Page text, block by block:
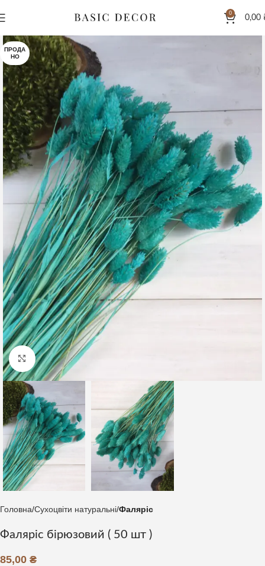
0
0,00
ПРОДА
НО
Клацніть, щоб збільшити
Головна Сухоцвіти натуральні Фаляріс
Фаляріс бірюзовий ( 50 шт )
85,00 ₴